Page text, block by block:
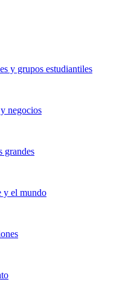
y grupos estudiantiles
negocios
grandes
y el mundo